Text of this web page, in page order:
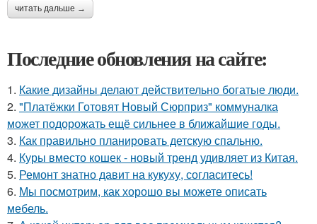
читать дальше →
Последние обновления на сайте:
1. Какие дизайны делают действительно богатые люди.
2. "Платёжки Готовят Новый Сюрприз" коммуналка
может подорожать ещё сильнее в ближайшие годы.
3. Как правильно планировать детскую спальню.
4. Куры вместо кошек - новый тренд удивляет из Китая.
5. Ремонт знатно давит на кукуху, согласитесь!
6. Мы посмотрим, как хорошо вы можете описать
мебель.